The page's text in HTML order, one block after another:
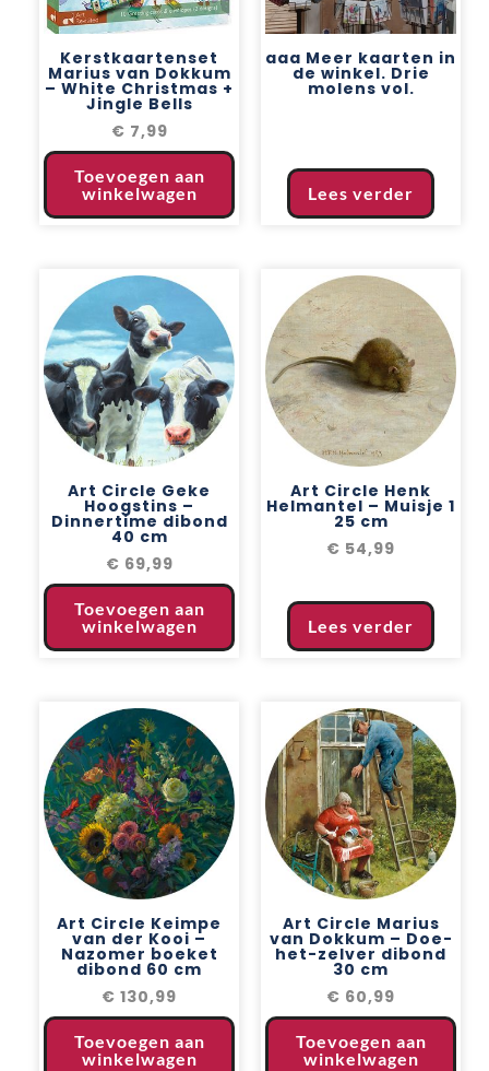
Kerstkaartenset
Marius van Dokkum
– White Christmas +
Jingle Bells
€ 7,99
Toevoegen aan
winkelwagen
aaa Meer kaarten in
de winkel. Drie
molens vol.
Lees verder
Art Circle Geke
Hoogstins –
Dinnertime dibond
40 cm
€ 69,99
Toevoegen aan
winkelwagen
Art Circle Henk
Helmantel – Muisje 1
25 cm
€ 54,99
Lees verder
Art Circle Keimpe
van der Kooi –
Nazomer boeket
dibond 60 cm
€ 130,99
Toevoegen aan
winkelwagen
Art Circle Marius
van Dokkum – Doe-
het-zelver dibond
30 cm
€ 60,99
Toevoegen aan
winkelwagen